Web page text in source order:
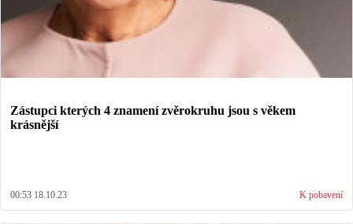
Zástupci kterých 4 znamení zvěrokruhu jsou s věkem
krásnější
00:53 18.10.23 K pobavení